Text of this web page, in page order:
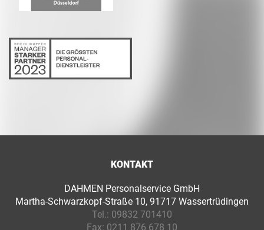
KONTAKT
DAHMEN Personalservice GmbH
Martha-Schwarzkopf-Straße 10, 91717 Wassertrüdingen
Tel.: 09832 701410
Fax: 0211 876 678 10